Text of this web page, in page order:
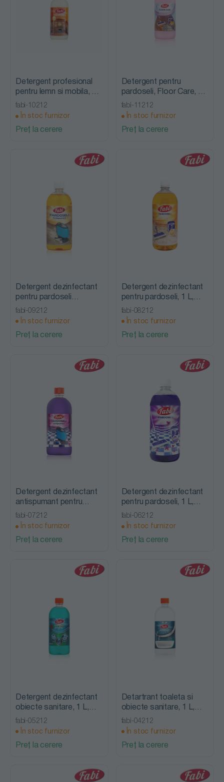
Detergent profesional
pentru lemn si mobila, 1
L, Fabi
fabi-10212
În stoc furnizor
Preț la cerere
Detergent pentru
pardoseli, Floor Care, 1
L, Fabi
fabi-11212
În stoc furnizor
Preț la cerere
Detergent dezinfectant
pentru pardoseli
antispumant, 1 L, Fabi
fabi-09212
În stoc furnizor
Preț la cerere
Detergent dezinfectant
pentru pardoseli, 1 L,
Fabi
fabi-08212
În stoc furnizor
Preț la cerere
Detergent dezinfectant
antispumant pentru
pardoseli, 1 L, Fabi
fabi-07212
În stoc furnizor
Preț la cerere
Detergent dezinfectant
pentru pardoseli, 1 L,
Fabi
fabi-06212
În stoc furnizor
Preț la cerere
Detergent dezinfectant
obiecte sanitare, 1 L,
Fabi
fabi-05212
În stoc furnizor
Preț la cerere
Detartrant toaleta si
obiecte sanitare, 1 L,
Fabi
fabi-04212
În stoc furnizor
Preț la cerere